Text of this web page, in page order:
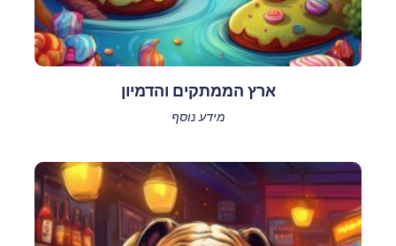
ארץ הממתקים והדמיון
מידע נוסף